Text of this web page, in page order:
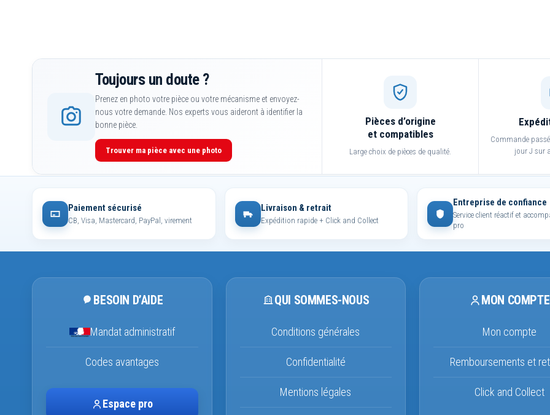
Toujours un doute ?
Prenez en photo votre pièce ou votre mécanisme et envoyez-
nous votre demande. Nos experts vous aideront à identifier la
bonne pièce.
Trouver ma pièce avec une photo
Pièces d’origine
et compatibles
Large choix de pièces de qualité.
Commande
jour J sur
Paiement sécurisé
CB, Visa, Mastercard, PayPal, virement
Livraison & retrait
Expédition rapide + Click and Collect
Entreprise de confiance
Service client réactif et
pro
BESOIN D’AIDE
Mandat administratif
Codes avantages
Espace pro
QUI SOMMES-NOUS
Conditions générales
Confidentialité
Mentions légales
MON COMPTE
Mon compte
Remboursements et
Click and Collect